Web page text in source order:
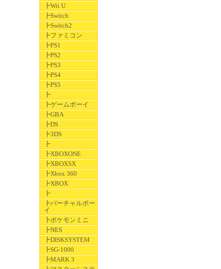
┣Wii U
┣Switch
┣Switch2
┣ファミコン
┣PS1
┣PS2
┣PS3
┣PS4
┣PS5
┣
┣ゲームボーイ
┣GBA
┣DS
┣3DS
┣
┣XBOXONE
┣XBOXSX
┣Xbox 360
┣XBOX
┣
┣バーチャルボー
イ
┣ポケモンミニ
┣NES
┣DISKSYSTEM
┣SG-1000
┣MARK 3